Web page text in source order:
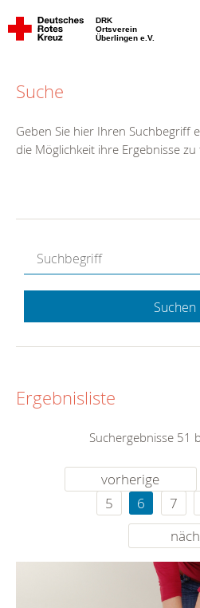
DRK
Ortsverein
Überlingen e.V.
Suche
Geben Sie hier Ihren Suchbegriff
die Möglichkeit ihre Ergebnisse
Suchen
Ergebnisliste
Suchergebnisse 51
vorherige
5
6 7